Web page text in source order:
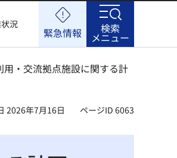
況
緊急情報 検索
メニュー
・交流拠点施設に関する計
2026年7月16日 ページID 6063